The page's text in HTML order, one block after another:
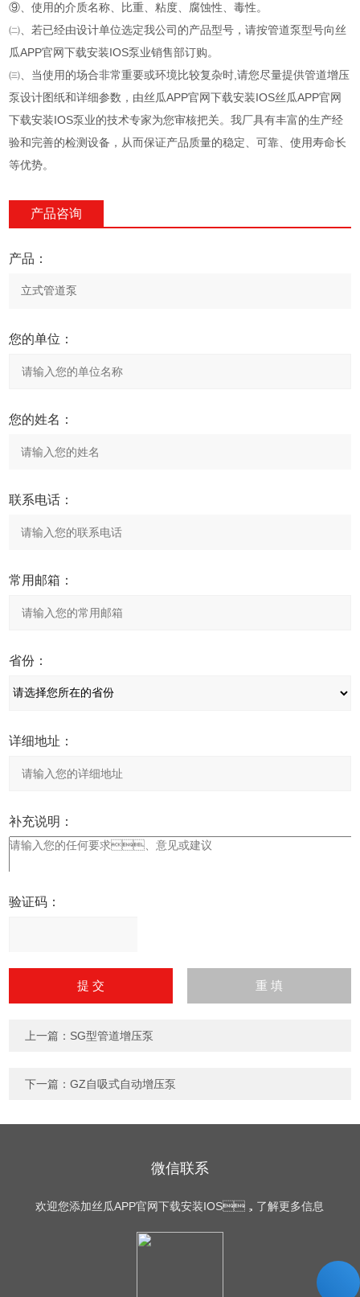
⑨、使用的介质名称、比重、粘度、腐蚀性、毒性。
㈡、若已经由设计单位选定我公司的产品型号，请按管道泵型号向丝
瓜APP官网下载安装IOS泵业销售部订购。
㈢、当使用的场合非常重要或环境比较复杂时,请您尽量提供管道增压
泵设计图纸和详细参数，由丝瓜APP官网下载安装IOS丝瓜APP官网
下载安装IOS泵业的技术专家为您审核把关。我厂具有丰富的生产经
验和完善的检测设备，从而保证产品质量的稳定、可靠、使用寿命长
等优势。
产品咨询
产品：
您的单位：
您的姓名：
联系电话：
常用邮箱：
省份：
详细地址：
补充说明：
验证码：
字），如：三加四=7
上一篇： SG型管道增压泵
下一篇：GZ自吸式自动增压泵
微信联系
欢迎您添加丝瓜APP官网下载安装IOS，了解更多信息